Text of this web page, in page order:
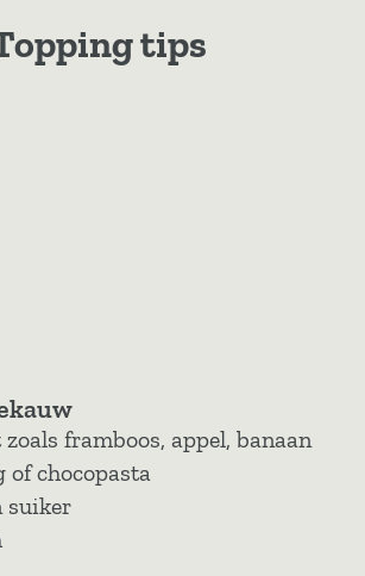
tips
framboos, appel, banaan
of chocopasta
suiker